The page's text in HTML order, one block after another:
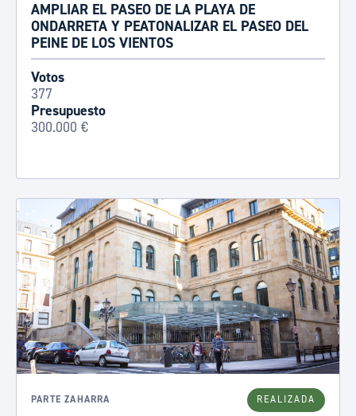
AMPLIAR EL PASEO DE LA PLAYA DE
ONDARRETA Y PEATONALIZAR EL PASEO DEL
PEINE DE LOS VIENTOS
Votos
377
Presupuesto
300.000 €
PARTE ZAHARRA REALIZADA